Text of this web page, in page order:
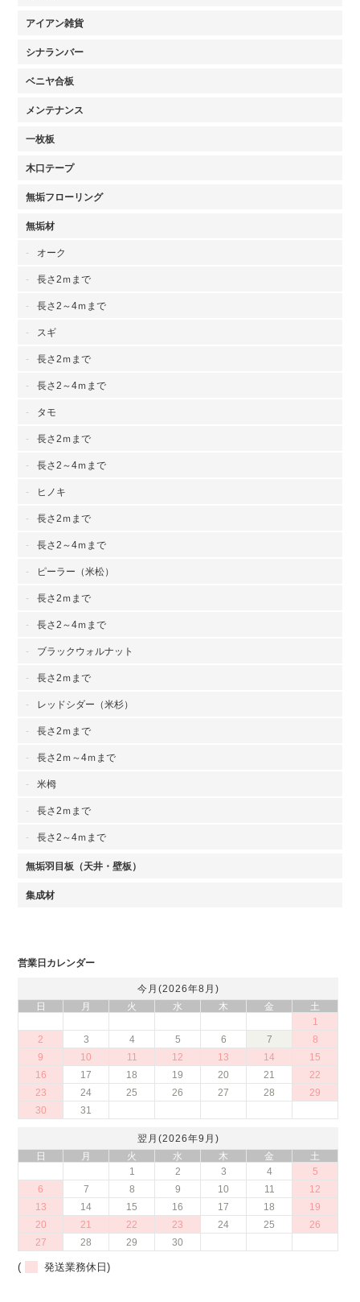
アイアン雑貨
シナランバー
ベニヤ合板
メンテナンス
一枚板
木口テープ
無垢フローリング
無垢材
オーク
長さ2ｍまで
長さ2～4ｍまで
スギ
長さ2ｍまで
長さ2～4ｍまで
タモ
長さ2ｍまで
長さ2～4ｍまで
ヒノキ
長さ2ｍまで
長さ2～4ｍまで
ピーラー（米松）
長さ2ｍまで
長さ2～4ｍまで
ブラックウォルナット
長さ2ｍまで
レッドシダー（米杉）
長さ2ｍまで
長さ2ｍ～4ｍまで
米栂
長さ2ｍまで
長さ2～4ｍまで
無垢羽目板（天井・壁板）
集成材
営業日カレンダー
今月(2026年8月)
日
月 火 水 木 金
土
1
2
3 4 5 6 7
8
9
10 11 12 13 14
15
16
17 18 19 20 21
22
23
24 25 26 27 28
29
30
31
翌月(2026年9月)
日
月 火 水 木 金
土
1
2 3 4
5
6
7 8 9 10 11
12
13
14 15 16 17 18
19
20
21 22 23 24 25
26
27
28 29 30
( 発送業務休日)